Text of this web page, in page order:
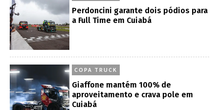
Perdoncini garante dois pódios para
a Full Time em Cuiabá
COPA TRUCK
Giaffone mantém 100% de
aproveitamento e crava pole em
Cuiabá